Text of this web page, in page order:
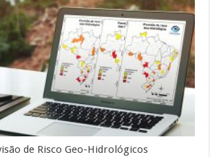
de Risco Geo-Hidrológicos